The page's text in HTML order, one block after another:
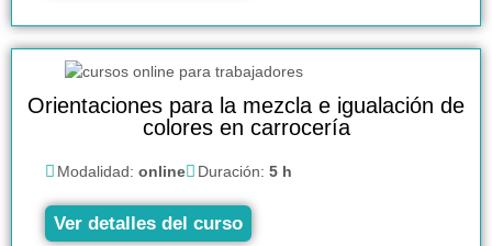
Orientaciones para la mezcla e igualación de
colores en carrocería
Modalidad: online Duración: 5 h
Ver detalles del curso